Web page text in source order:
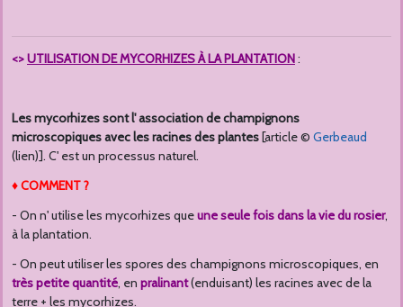
<>UTILISATION DE MYCORHIZES À LA PLANTATION:
Les mycorhizes sont l' association de champignons
microscopiques avec les racines des plantes[article © Gerbeaud
(lien)]. C' est un processus naturel.
♦ COMMENT ?
- On n' utilise les mycorhizes queune seule fois dans la vie du rosier,
à la plantation.
- On peut utiliser les spores des champignons microscopiques, en
très petite quantité, en pralinant(enduisant) les racines avec de la
terre + les mycorhizes.